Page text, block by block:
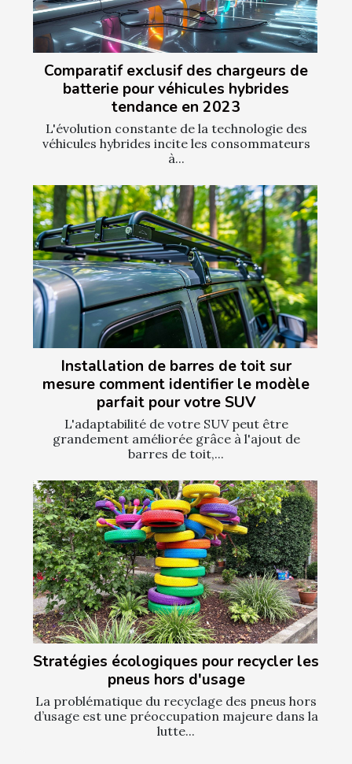
Comparatif exclusif des chargeurs de
batterie pour véhicules hybrides
tendance en 2023
L'évolution constante de la technologie des
véhicules hybrides incite les consommateurs
à...
Installation de barres de toit sur
mesure comment identifier le modèle
parfait pour votre SUV
L'adaptabilité de votre SUV peut être
grandement améliorée grâce à l'ajout de
barres de toit,...
Stratégies écologiques pour recycler les
pneus hors d'usage
La problématique du recyclage des pneus hors
d’usage est une préoccupation majeure dans la
lutte...